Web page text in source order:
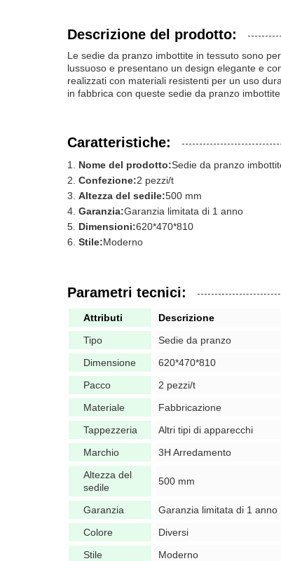
Descrizione del prodotto:
Le sedie da pranzo imbottite in tessuto sono
lussuoso e presentano un design elegante e
realizzati con materiali resistenti per un uso
in fabbrica con queste sedie da pranzo
Caratteristiche:
Nome del prodotto:Sedie da pranzo
Confezione:2 pezzi/t
Altezza del sedile:500 mm
Garanzia:Garanzia limitata di 1 anno
Dimensioni:620*470*810
Stile:Moderno
Parametri tecnici:
Attributi
Descrizione
Tipo
Sedie da pranzo
Dimensione
620*470*810
Pacco
2 pezzi/t
Materiale
Fabbricazione
Tappezzeria
Altri tipi di apparecchi
Marchio
3H Arredamento
Altezza del
sedile
500 mm
Garanzia
Garanzia limitata di 1 anno
Colore
Diversi
Stile
Moderno